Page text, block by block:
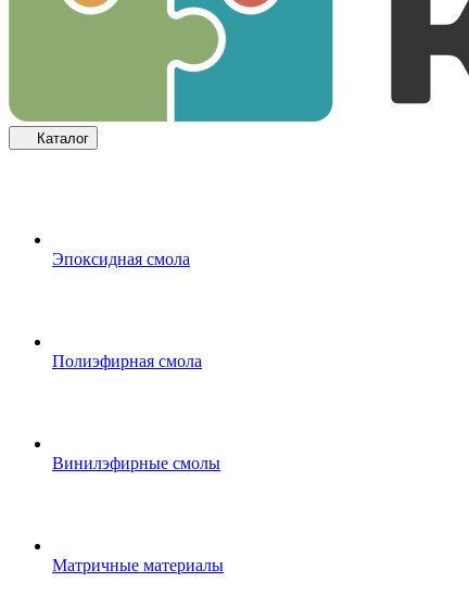
Каталог
Эпоксидная смола
Полиэфирная смола
Винилэфирные смолы
Матричные материалы